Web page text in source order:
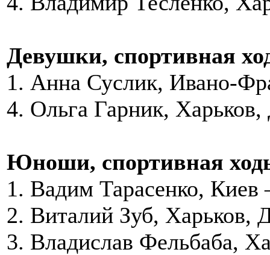
Девушки, спортивная
1. Анна Суслик, Ивано-
4. Ольга Гарник,
Юноши, спортивная
1. Вадим Тарасенко,
2. Виталий Зуб,
3. Владислав